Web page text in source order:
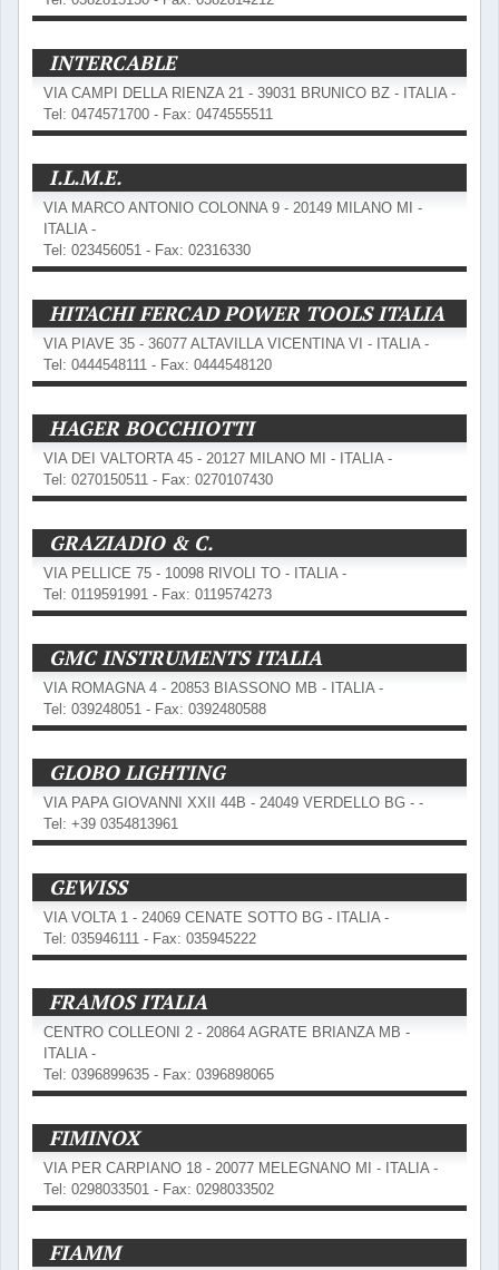
INTERCABLE
VIA CAMPI DELLA RIENZA 21 - 39031 BRUNICO BZ - ITALIA -
Tel: 0474571700 - Fax: 0474555511
I.L.M.E.
VIA MARCO ANTONIO COLONNA 9 - 20149 MILANO MI -
ITALIA -
Tel: 023456051 - Fax: 02316330
HITACHI FERCAD POWER TOOLS ITALIA
VIA PIAVE 35 - 36077 ALTAVILLA VICENTINA VI - ITALIA -
Tel: 0444548111 - Fax: 0444548120
HAGER BOCCHIOTTI
VIA DEI VALTORTA 45 - 20127 MILANO MI - ITALIA -
Tel: 0270150511 - Fax: 0270107430
GRAZIADIO & C.
VIA PELLICE 75 - 10098 RIVOLI TO - ITALIA -
Tel: 0119591991 - Fax: 0119574273
GMC INSTRUMENTS ITALIA
VIA ROMAGNA 4 - 20853 BIASSONO MB - ITALIA -
Tel: 039248051 - Fax: 0392480588
GLOBO LIGHTING
VIA PAPA GIOVANNI XXII 44B - 24049 VERDELLO BG - -
Tel: +39 0354813961
GEWISS
VIA VOLTA 1 - 24069 CENATE SOTTO BG - ITALIA -
Tel: 035946111 - Fax: 035945222
FRAMOS ITALIA
CENTRO COLLEONI 2 - 20864 AGRATE BRIANZA MB -
ITALIA -
Tel: 0396899635 - Fax: 0396898065
FIMINOX
VIA PER CARPIANO 18 - 20077 MELEGNANO MI - ITALIA -
Tel: 0298033501 - Fax: 0298033502
FIAMM